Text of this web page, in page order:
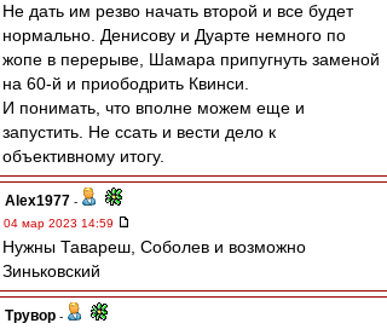
Не дать им резво начать второй и все будет
нормально. Денисову и Дуарте немного по
жопе в перерыве, Шамара припугнуть заменой
на 60-й и приободрить Квинси.
И понимать, что вполне можем еще и
запустить. Не ссать и вести дело к
объективному итогу.
Alex1977 -
04 мар 2023 14:59
Нужны Тавареш, Соболев и возможно
Зиньковский
Трувор -